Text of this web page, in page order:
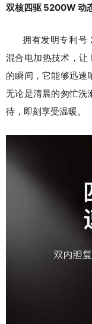
双核四驱 5200W 动
拥有发明专利号
混合电加热技术，让
的瞬间，它能够迅速
无论是清晨的匆忙洗
待，即刻享受温暖。